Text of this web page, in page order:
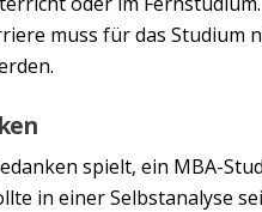
muss für das Studium
spielt, ein MBA-
in einer Selbstanalyse